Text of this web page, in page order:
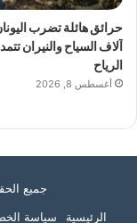
حرائق هائلة تضرب
آلاف السياح والنيران
الرياح
أغسطس 8, 2026
جميع الحقوق
الرئيسية
سياسة